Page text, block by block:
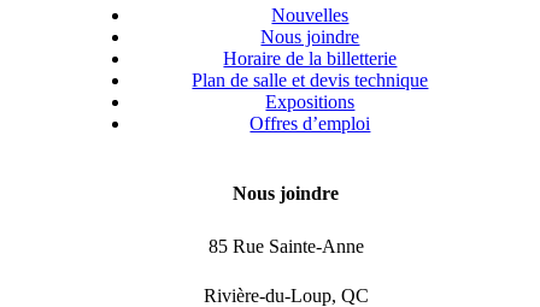
Nouvelles
Nous joindre
Horaire de la billetterie
Plan de salle et devis technique
Expositions
Offres d’emploi
Nous joindre
85 Rue Sainte-Anne
Rivière-du-Loup, QC